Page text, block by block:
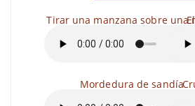
Tirar una manzana sobre una
Mordedura de sandía